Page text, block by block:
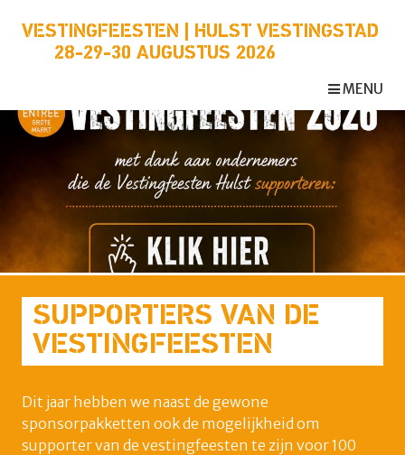
VESTINGFEESTEN | HULST VESTINGSTAD
28-29-30 AUGUSTUS 2026
MENU
SUPPORTERS VAN DE
VESTINGFEESTEN
Dit jaar hebben we naast de gewone
sponsorpakketten ook de mogelijkheid om
supporter van de vestingfeesten te zijn voor 100